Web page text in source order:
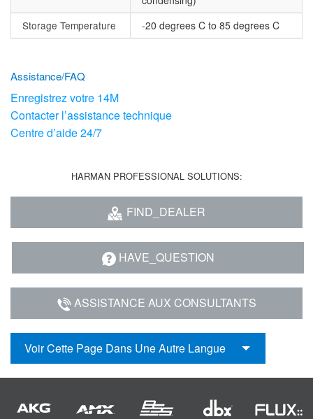
Storage Temperature
-20 degrees C to 85 degrees C
Assistance/FAQ
Enregistrez votre 14M
Contacter l’assistance technique
Centre d’aide 24/7
HARMAN PROFESSIONAL SOLUTIONS:
FIND_DEALER
HAVE_QUESTION
ASSISTANCE AUX CONSULTANTS
Voir Cette Page Dans Une Autre Langue